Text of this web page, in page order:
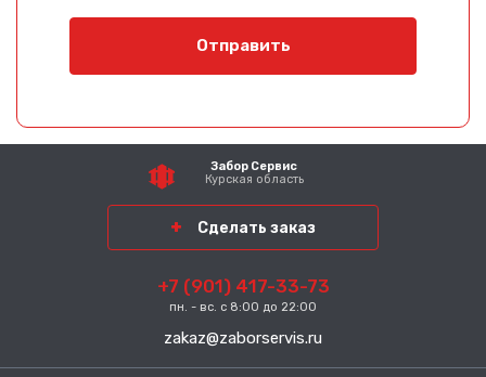
Отправить
Забор Сервис
Курская область
Сделать заказ
+7 (901) 417-33-73
пн. - вс. с 8:00 до 22:00
zakaz@zaborservis.ru